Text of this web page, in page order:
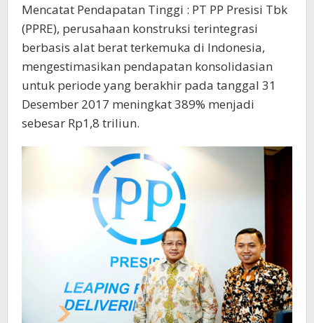
Mencatat Pendapatan Tinggi : PT PP Presisi Tbk
(PPRE), perusahaan konstruksi terintegrasi
berbasis alat berat terkemuka di Indonesia,
mengestimasikan pendapatan konsolidasian
untuk periode yang berakhir pada tanggal 31
Desember 2017 meningkat 389% menjadi
sebesar Rp1,8 triliun.